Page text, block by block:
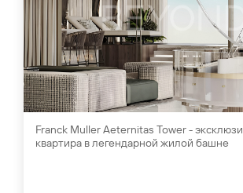
Franck Muller Aeternitas Tower -
квартира в легендарной жилой башне